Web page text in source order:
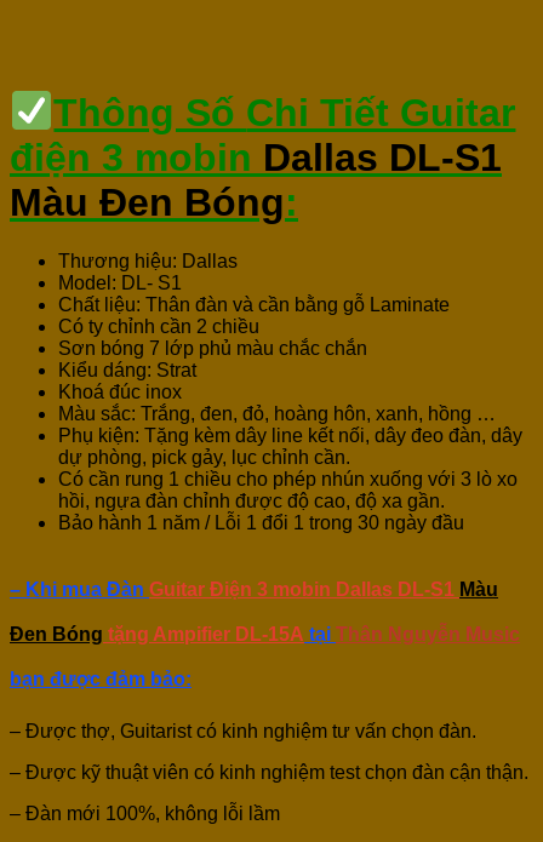
Thông Số Chi Tiết Guitar
điện 3 mobin Dallas DL-S1
Màu Đen Bóng:
Thương hiệu: Dallas
Model: DL- S1
Chất liệu: Thân đàn và cần bằng gỗ Laminate
Có ty chỉnh cần 2 chiều
Sơn bóng 7 lớp phủ màu chắc chắn
Kiểu dáng: Strat
Khoá đúc inox
Màu sắc: Trắng, đen, đỏ, hoàng hôn, xanh, hồng …
Phụ kiện: Tặng kèm dây line kết nối, dây đeo đàn, dây
dự phòng, pick gảy, lục chỉnh cần.
Có cần rung 1 chiều cho phép nhún xuống với 3 lò xo
hồi, ngựa đàn chỉnh được độ cao, độ xa gần.
Bảo hành 1 năm / Lỗi 1 đổi 1 trong 30 ngày đầu
– Khi mua Đàn Guitar Điện 3 mobin Dallas DL-S1 Màu
Đen Bóng tặng Ampifier DL-15A tại Thân Nguyễn Music
bạn được đảm bảo:
– Được thợ, Guitarist có kinh nghiệm tư vấn chọn đàn.
– Được kỹ thuật viên có kinh nghiệm test chọn đàn cận thận.
– Đàn mới 100%, không lỗi lầm